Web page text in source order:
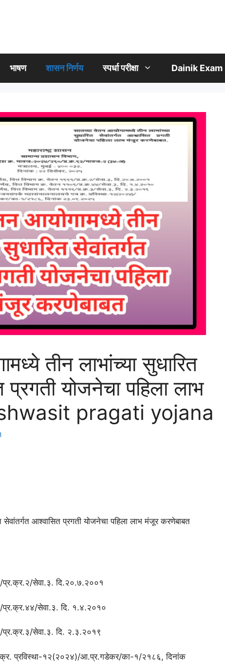
भाषण शासन निर्णय स्पर्धा परीक्षा Dainik Exam
तीन लाभांच्या सुधारित
प्रगती योजनेचा पहिला लाभ
pragati yojana
सेवांतर्गत आश्वासित प्रगती योजनेचा पहिला लाभ मंजूर करणेबाबत
प्र.क्र.२/सेवा.३. दि.२०.७.२००१
प्र.क्र.४४/सेवा.३. दि. १.४.२०१०
प्र.क्र.३/सेवा.३. दि. २.३.२०१९
क्र. प्रविस्था-१२(२०२४)/आ.प्र.गडेकर/का-१/२१८६, दिनांक